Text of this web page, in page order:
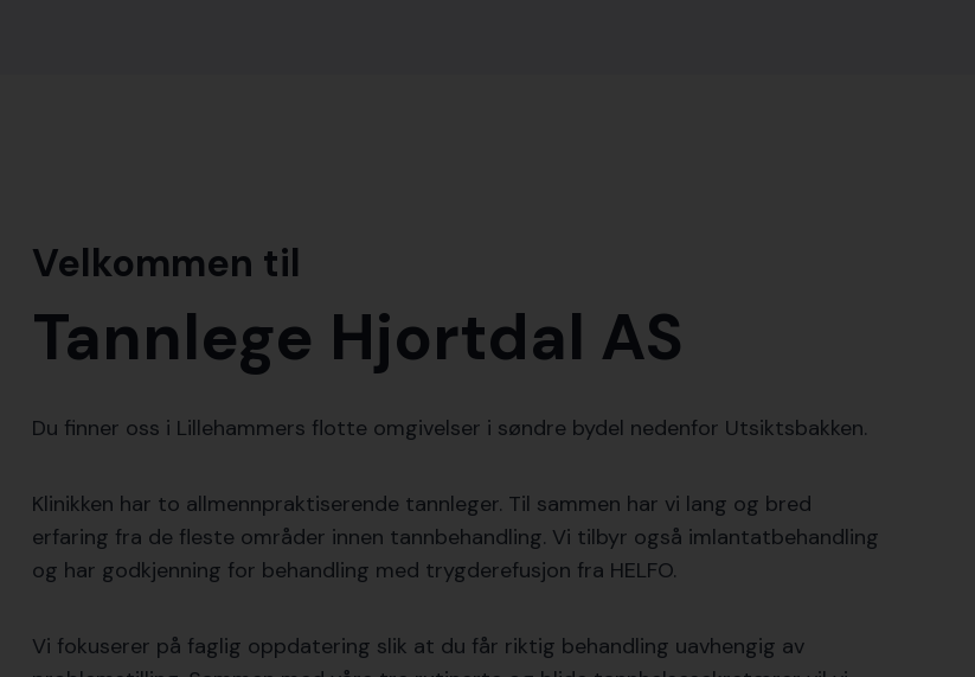
Velkommen til
Tannlege Hjortdal AS
Du finner oss i Lillehammers flotte omgivelser i søndre bydel nedenfor Utsiktsbakken.
Klinikken har to allmennpraktiserende tannleger. Til sammen har vi lang og bred
erfaring fra de fleste områder innen tannbehandling. Vi tilbyr også imlantatbehandling
og har godkjenning for behandling med trygderefusjon fra HELFO.
Vi fokuserer på faglig oppdatering slik at du får riktig behandling uavhengig av